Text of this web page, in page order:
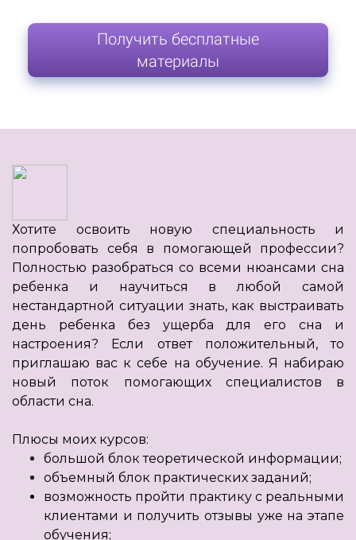
Получить бесплатные
материалы
Хотите освоить новую специальность и
попробовать себя в помогающей профессии?
Полностью разобраться со всеми нюансами сна
ребенка и научиться в любой самой
нестандартной ситуации знать, как выстраивать
день ребенка без ущерба для его сна и
настроения? Если ответ положительный, то
приглашаю вас к себе на обучение. Я набираю
новый поток помогающих специалистов в
области сна.
Плюсы моих курсов:
большой блок теоретической информации;
объемный блок практических заданий;
возможность пройти практику с реальными
клиентами и получить отзывы уже на этапе
обучения;